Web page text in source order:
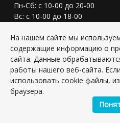
Пн-Сб: с 10-00 до 20-00
Вс: с 10-00 до 18-00
info@shopkeramogranit.ru
+7(495) 147-25-37
+7(925) 851-11-10
На нашем сайте мы
содержащие информацию о
сайта. Данные
работы нашего веб-сайта.
использовать cookie файлы,
браузера.